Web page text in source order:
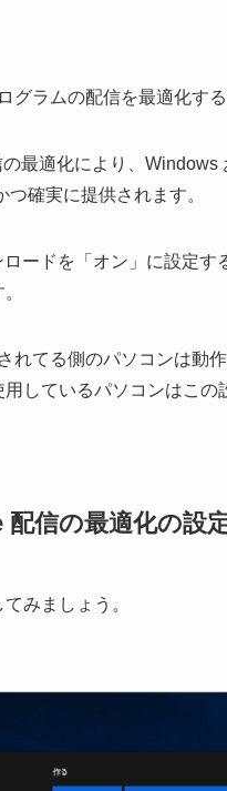
グラムの配信を最適化す
最適化により、
つ確実に提供されます。
ードを「オン」に設定
れてる側のパソコンは動
しているパソコンはこの
信の最適化の設
みましょう。